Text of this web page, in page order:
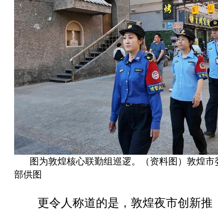
图为敦煌核心联勤组巡逻。（资料图）敦煌市
部供图
更令人称道的是，敦煌夜市创新推